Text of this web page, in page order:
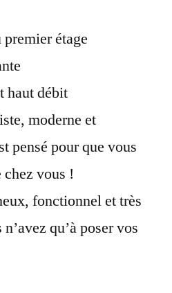
premier étage
haut débit
moderne et
pensé pour que vous
vous !
fonctionnel et très
qu’à poser vos